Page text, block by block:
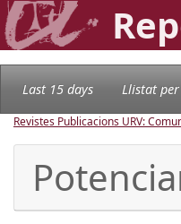
Last 15 days Llistat per
Revistes Publicacions URV: